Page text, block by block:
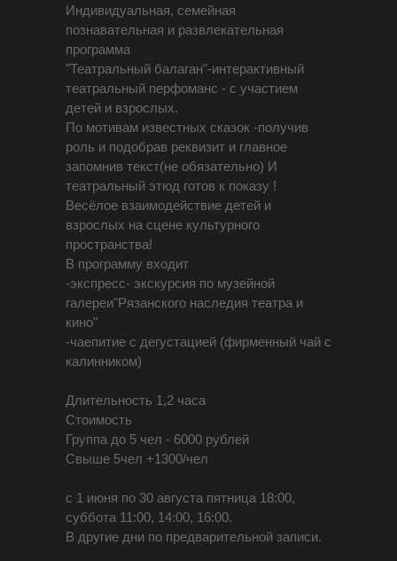
Индивидуальная, семейная
познавательная и развлекательная
программа
"Театральный балаган"-интерактивный
театральный перфоманс - с участием
детей и взрослых.
По мотивам известных сказок -получив
роль и подобрав реквизит и главное
запомнив текст(не обязательно) И
театральный этюд готов к показу !
Весёлое взаимодействие детей и
взрослых на сцене культурного
пространства!
В программу входит
-экспресс- экскурсия по музейной
галереи"Рязанского наследия театра и
кино"
-чаепитие с дегустацией (фирменный чай с
калинником)
Длительность 1,2 часа
Стоимость
Группа до 5 чел - 6000 рублей
Свыше 5чел +1300/чел
с 1 июня по 30 августа пятница 18:00,
суббота 11:00, 14:00, 16:00.
В другие дни по предварительной записи.